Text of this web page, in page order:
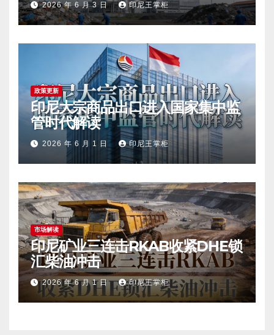
2026 年 6 月 3 日 印尼王掌柜
政策更新
印尼大宗商品出口进入国家集中监
管时代解读
2026 年 6 月 1 日 印尼王掌柜
市场解读
印尼矿业三连击RKAB收紧DHE锁
汇柴油冲击
2026 年 6 月 1 日 印尼王掌柜